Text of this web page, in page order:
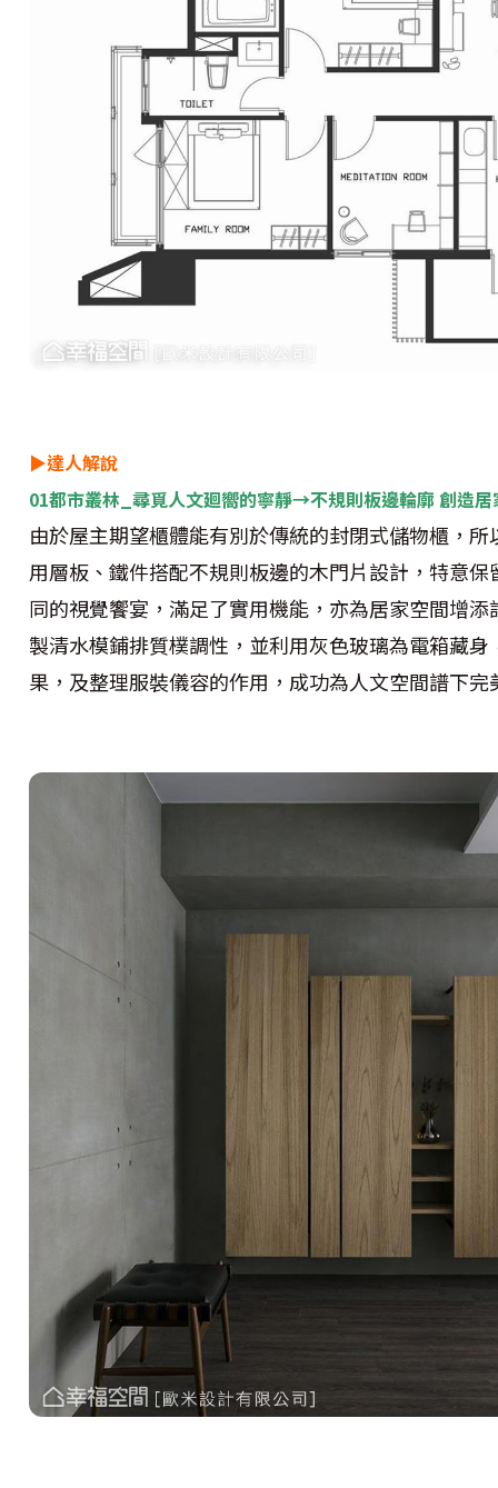
▶達人解說
01都市叢林_尋覓人文廻嚮的寧靜→不規則板邊輪廓 創造居
由於屋主期望櫃體能有別於傳統的封閉式儲物櫃，
用層板、鐵件搭配不規則板邊的木門片設計，特意
同的視覺饗宴，滿足了實用機能，亦為居家空間增
製清水模鋪排質樸調性，並利用灰色玻璃為電箱藏
果，及整理服裝儀容的作用，成功為人文空間譜下完